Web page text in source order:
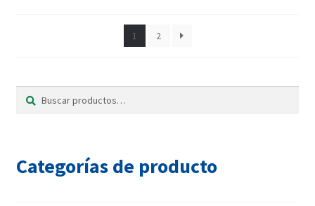
página
1 2
Buscar
Buscar
Categorías de producto